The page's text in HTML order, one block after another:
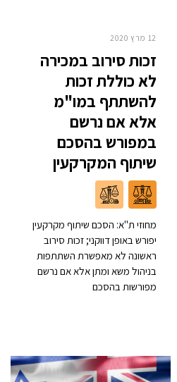
12 מרץ 2020
זכות סירוב במכירה
לא כוללת זכות
להשתתף במו"מ
אלא אם נרשם
במפורש בהסכם
שיתוף המקרקעין
מחוזי ת"א: הסכם שיתוף מקרקעין
יפורש באופן דווקני; זכות סירוב
ראשונה לא מאפשרת השתתפות
בניהול משא ומתן אלא אם נרשם
מפורשות בהסכם